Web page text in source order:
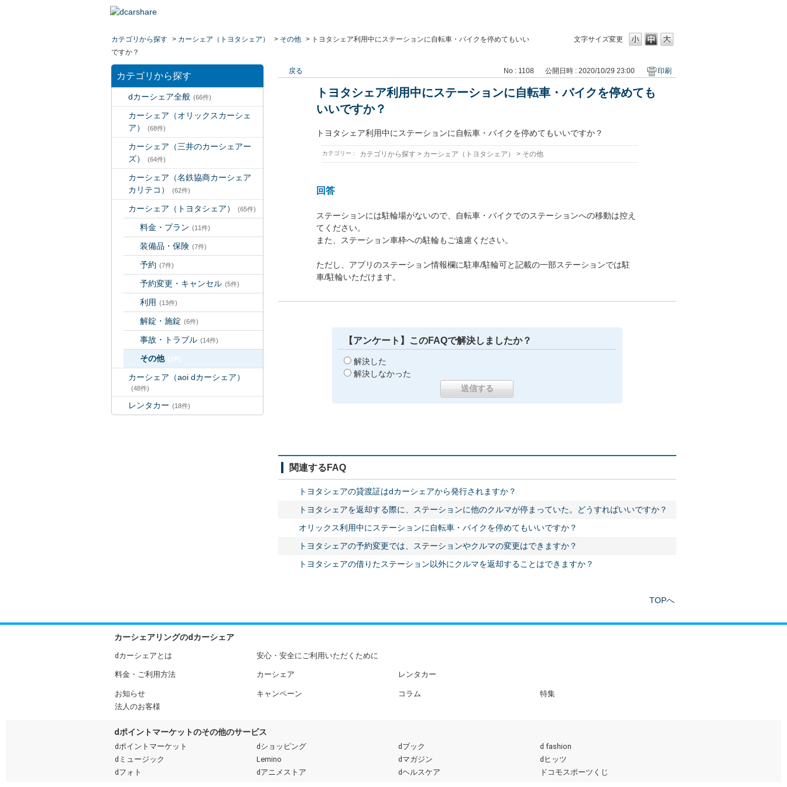
文字サイズ変更
カテゴリから探す > カーシェア（トヨタシェア） > その他 > トヨタシェア利用中にステーションに自転車・バイクを停めてもいい
ですか？
カテゴリから探す
dカーシェア全般 (66件)
カーシェア（オリックスカーシェ
ア）
(68件)
カーシェア（三井のカーシェアー
ズ）
(64件)
カーシェア（名鉄協商カーシェア
カリテコ）
(62件)
カーシェア（トヨタシェア） (65件)
料金・プラン (11件)
装備品・保険 (7件)
予約 (7件)
予約変更・キャンセル (5件)
利用 (13件)
解錠・施錠 (6件)
事故・トラブル (14件)
その他
カーシェア（aoi dカーシェア）
(48件)
レンタカー (18件)
戻る No : 1108 公開日時 : 2020/10/29 23:00 印刷
トヨタシェア利用中にステーションに自転車・バイクを停めても
いいですか？
トヨタシェア利用中にステーションに自転車・バイクを停めてもいいですか？
カテゴリー : カテゴリから探す > カーシェア（トヨタシェア） > その他
回答
ステーションには駐輪場がないので、自転車・バイクでのステーションへの移動は控え
てください。
また、ステーション車枠への駐輪もご遠慮ください。
ただし、アプリのステーション情報欄に駐車/駐輪可と記載の一部ステーションでは駐
車/駐輪いただけます。
【アンケート】このFAQで解決しましたか？
解決した
解決しなかった
関連するFAQ
トヨタシェアの貸渡証はdカーシェアから発行されますか？
トヨタシェアを返却する際に、ステーションに他のクルマが停まっていた。どうすればいいですか？
オリックス利用中にステーションに自転車・バイクを停めてもいいですか？
トヨタシェアの予約変更では、ステーションやクルマの変更はできますか？
トヨタシェアの借りたステーション以外にクルマを返却することはできますか？
TOPへ
カーシェアリングのdカーシェア
dカーシェアとは 安心・安全にご利用いただくために
料金・ご利用方法 カーシェア レンタカー
お知らせ キャンペーン コラム
特集
法人のお客様
dポイントマーケットのその他のサービス
dポイントマーケット dショッピング dブック
d fashion
dミュージック
Lemino dマガジン
dヒッツ
dフォト
dアニメストア dヘルスケア ドコモスポーツくじ